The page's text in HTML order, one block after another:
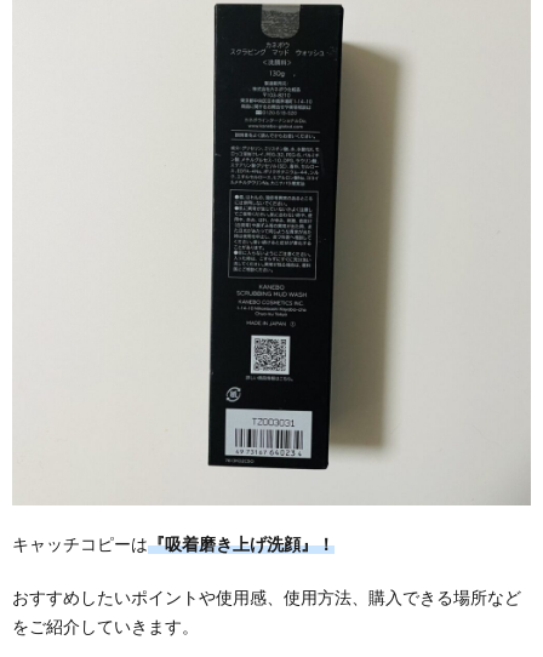
キャッチコピーは『吸着磨き上げ洗顔』！
おすすめしたいポイントや使用感、使用方法、購入できる場所など
をご紹介していきます。